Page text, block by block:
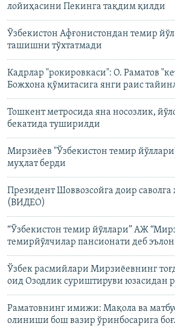
лойиҳасини Пекинга тақдим қилди
Ўзбекистон Афғонистондан темир
ташишни тўхтатмади
Кадрлар "рокировкаси": О. Раматов
Божхона қўмитасига янги раис
Тошкент метросида яна носозлик,
бекатида туширилди
Мирзиёев "Ўзбекистон темир
муҳлат берди
Президент Шоввозсойга доир саволга
(ВИДЕО)
“Ўзбекистон темир йўллари” АЖ
темирйўлчилар пансионати деб
Ўзбек расмийлари Мирзиёевнинг
оид Озодлик суриштируви юзасидан
Раматовнинг имижи: Мақола ва
олиниши бош вазир ўринбосарига